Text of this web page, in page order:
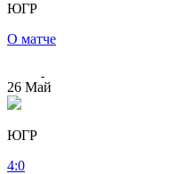
ЮГР
О матче
26 Май
ЮГР
4:0